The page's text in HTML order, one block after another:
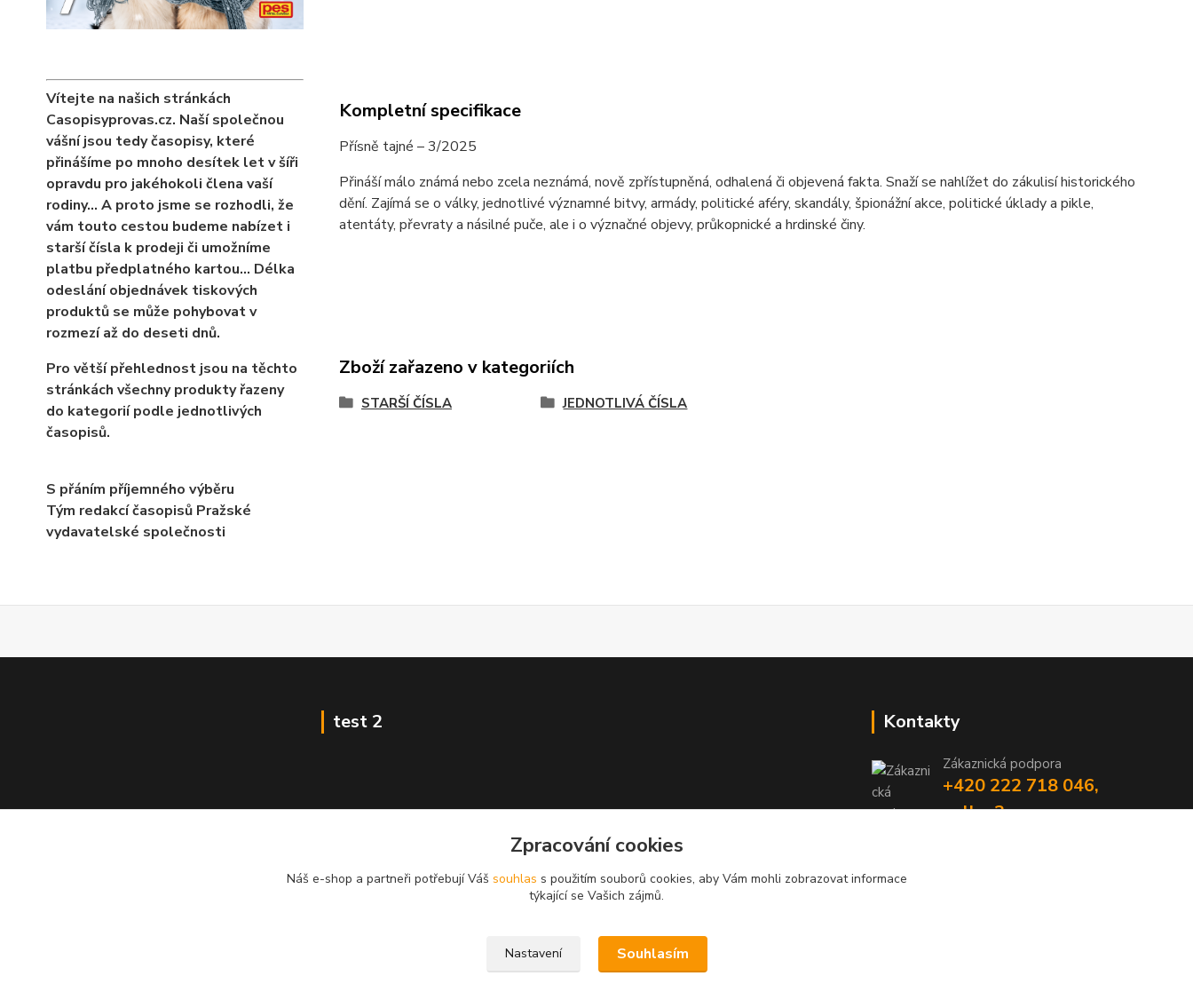
Vítejte na našich stránkách
Casopisyprovas.cz. Naší společnou
vášní jsou tedy časopisy, které
přinášíme po mnoho desítek let v šíři
opravdu pro jakéhokoli člena vaší
rodiny… A proto jsme se rozhodli, že
vám touto cestou budeme nabízet i
starší čísla k prodeji či umožníme
platbu předplatného kartou... Délka
odeslání objednávek tiskových
produktů se může pohybovat v
rozmezí až do deseti dnů.
Pro větší přehlednost jsou na těchto
stránkách všechny produkty řazeny
do kategorií podle jednotlivých
časopisů.
S přáním příjemného výběru
Tým redakcí časopisů Pražské
vydavatelské společnosti
Kompletní specifikace
Přísně tajné – 3/2025
Přináší málo známá nebo zcela neznámá, nově zpřístupněná, odhalená či objevená fakta. Snaží se nahlížet do zákulisí historického
dění. Zajímá se o války, jednotlivé významné bitvy, armády, politické aféry, skandály, špionážní akce, politické úklady a pikle,
atentáty, převraty a násilné puče, ale i o význačné objevy, průkopnické a hrdinské činy.
Zboží zařazeno v kategoriích
STARŠÍ ČÍSLA JEDNOTLIVÁ ČÍSLA
test 2 Kontakty
Zákaznická podpora
+420 222 718 046,
volba 3
Zpracování cookies
Náš e-shop a partneři potřebují Váš souhlas s použitím souborů cookies, aby Vám mohli zobrazovat informace
týkající se Vašich zájmů.
Nastavení Souhlasím